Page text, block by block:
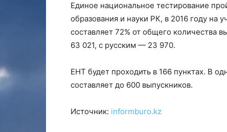
Единое национальное тестирование
образования и науки РК, в 2016 году на
составляет 72% от общего количества
63 021, с русским — 23 970.
ЕНТ будет проходить в 166 пунктах. В
составляет до 600 выпускников.
Источник: informburo.kz